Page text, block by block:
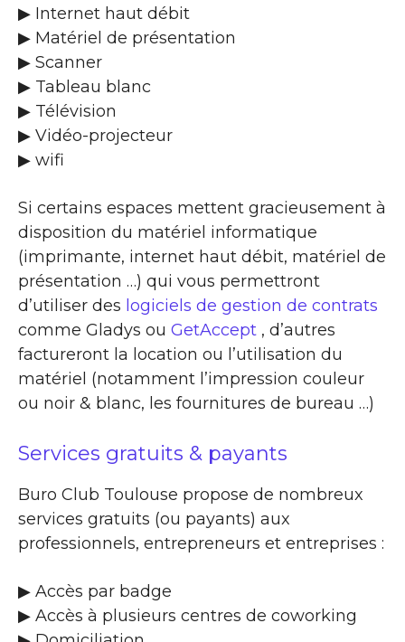
▶ Internet haut débit
▶ Matériel de présentation
▶ Scanner
▶ Tableau blanc
▶ Télévision
▶ Vidéo-projecteur
▶ wifi
Si certains espaces mettent gracieusement à
disposition du matériel informatique
(imprimante, internet haut débit, matériel de
présentation …) qui vous permettront
d’utiliser des logiciels de gestion de contrats
comme Gladys ou GetAccept , d’autres
factureront la location ou l’utilisation du
matériel (notamment l’impression couleur
ou noir & blanc, les fournitures de bureau …)
Services gratuits & payants
Buro Club Toulouse propose de nombreux
services gratuits (ou payants) aux
professionnels, entrepreneurs et entreprises :
▶​ Accès par badge
▶​ Accès à plusieurs centres de coworking